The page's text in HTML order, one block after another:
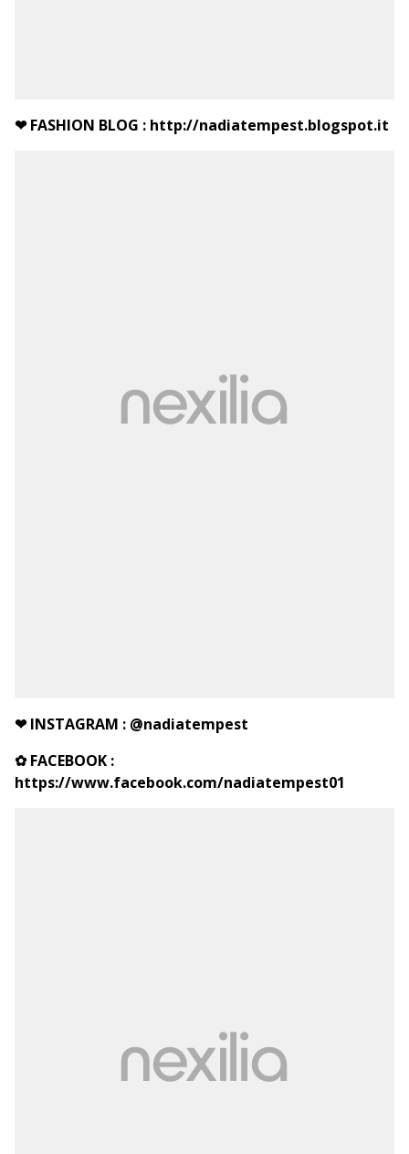
❤ FASHION BLOG : http://nadiatempest.blogspot.it
❤INSTAGRAM : @nadiatempest
✿ FACEBOOK :
https://www.facebook.com/nadiatempest01